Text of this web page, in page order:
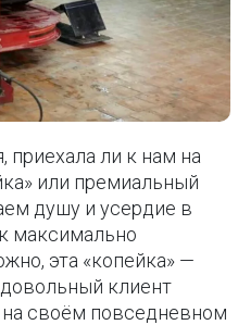
приехала ли к нам на
или премиальный
душу и усердие в
максимально
эта «копейка» —
клиент
своём повседневном